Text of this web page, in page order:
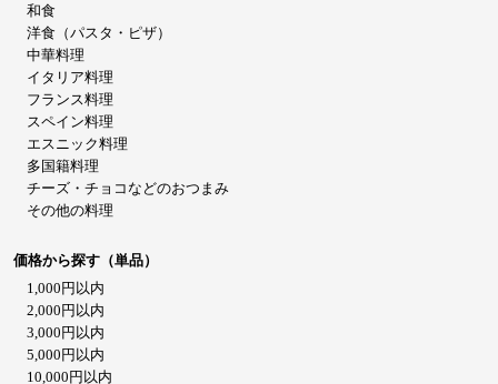
和食
洋食（パスタ・ピザ）
中華料理
イタリア料理
フランス料理
スペイン料理
エスニック料理
多国籍料理
チーズ・チョコなどのおつまみ
その他の料理
価格から探す（単品）
1,000円以内
2,000円以内
3,000円以内
5,000円以内
10,000円以内